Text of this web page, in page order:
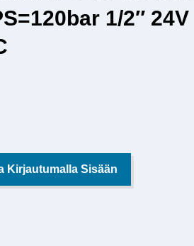
1/2″ 24V
Kirjautumalla Sisään